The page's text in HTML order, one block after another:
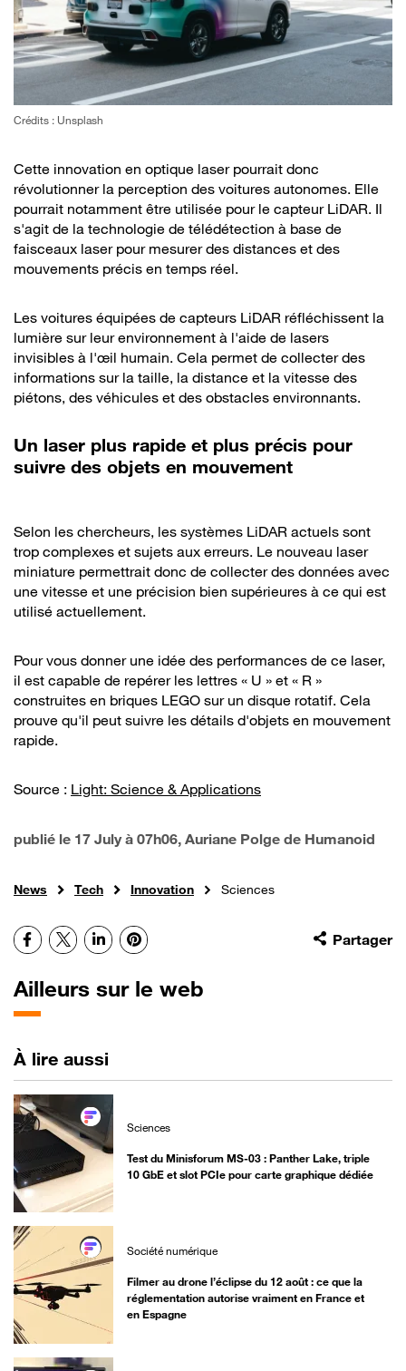
Crédits : Unsplash
Cette innovation en optique laser pourrait donc
révolutionner la perception des voitures autonomes. Elle
pourrait notamment être utilisée pour le capteur LiDAR. Il
s'agit de la technologie de télédétection à base de
faisceaux laser pour mesurer des distances et des
mouvements précis en temps réel.
Les voitures équipées de capteurs LiDAR réfléchissent la
lumière sur leur environnement à l'aide de lasers
invisibles à l'œil humain. Cela permet de collecter des
informations sur la taille, la distance et la vitesse des
piétons, des véhicules et des obstacles environnants.
Un laser plus rapide et plus précis pour
suivre des objets en mouvement
Selon les chercheurs, les systèmes LiDAR actuels sont
trop complexes et sujets aux erreurs. Le nouveau laser
miniature permettrait donc de collecter des données avec
une vitesse et une précision bien supérieures à ce qui est
utilisé actuellement.
Pour vous donner une idée des performances de ce laser,
il est capable de repérer les lettres « U » et « R »
construites en briques LEGO sur un disque rotatif. Cela
prouve qu'il peut suivre les détails d'objets en mouvement
rapide.
Source : Light: Science & Applications
publié le 17 July à 07h06, Auriane Polge de Humanoid
News Tech Innovation Sciences
Partager
Facebook
X LinkedInPinterest
Ailleurs sur le web
À lire aussi
Sciences
Test du Minisforum MS-03 : Panther Lake, triple
10 GbE et slot PCIe pour carte graphique dédiée
Société numérique
Filmer au drone l’éclipse du 12 août : ce que la
réglementation autorise vraiment en France et
en Espagne